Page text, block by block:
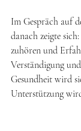
Im Gespräch auf
danach zeigte
zuhören und
Verständigung
Gesundheit wird
Unterstützung